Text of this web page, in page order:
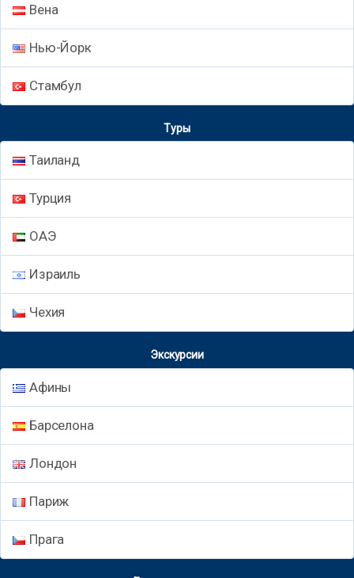
Вена
Нью-Йорк
Стамбул
Туры
Таиланд
Турция
ОАЭ
Израиль
Чехия
Экскурсии
Афины
Барселона
Лондон
Париж
Прага